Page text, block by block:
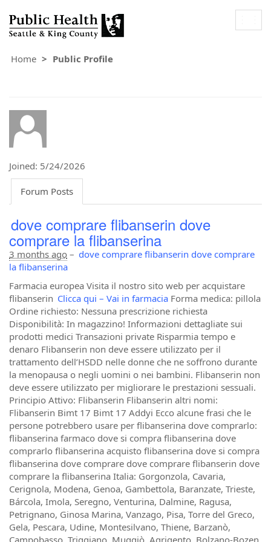
Home Public Profile
Joined: 5/24/2026
Forum Posts
dove comprare flibanserin dove
comprare la flibanserina
3 months ago – dove comprare flibanserin dove comprare
la flibanserina
Farmacia europea Visita il nostro sito web per acquistare
flibanserin Clicca qui – Vai in farmacia Forma medica: pillola
Ordine richiesto: Nessuna prescrizione richiesta
Disponibilità: In magazzino! Informazioni dettagliate sui
prodotti medici Transazioni private Risparmia tempo e
denaro Flibanserin non deve essere utilizzato per il
trattamento dell’HSDD nelle donne che ne soffrono durante
la menopausa o negli uomini o nei bambini. Flibanserin non
deve essere utilizzato per migliorare le prestazioni sessuali.
Principio Attivo: Flibanserin Flibanserin altri nomi:
Flibanserin Bimt 17 Bimt 17 Addyi Ecco alcune frasi che le
persone potrebbero usare per flibanserina dove comprarlo:
flibanserina farmaco dove si compra flibanserina dove
comprarlo flibanserina acquisto flibanserina dove si compra
flibanserina dove comprare dove comprare flibanserin dove
comprare la flibanserina Italia: Gorgonzola, Cavaria,
Cerignola, Modena, Genoa, Gambettola, Baranzate, Trieste,
Bárcola, Imola, Seregno, Venturina, Dalmine, Ragusa,
Petrignano, Ginosa Marina, Vanzago, Pisa, Torre del Greco,
Gela, Pescara, Udine, Montesilvano, Thiene, Barzanò,
Campobasso, Triggiano, Muggiò, Agrigento, Bolzano-Bozen,